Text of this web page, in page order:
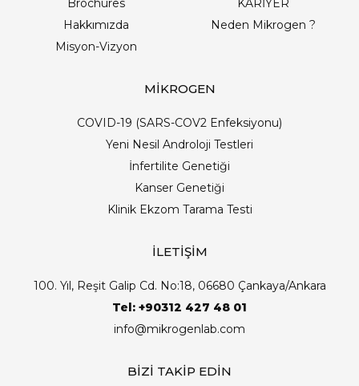
Brochures
KARİYER
Hakkımızda
Neden Mikrogen ?
Misyon-Vizyon
MİKROGEN
COVID-19 (SARS-COV2 Enfeksiyonu)
Yeni Nesil Androloji Testleri
İnfertilite Genetiği
Kanser Genetiği
Klinik Ekzom Tarama Testi
İLETİŞİM
100. Yıl, Reşit Galip Cd. No:18, 06680 Çankaya/Ankara
Tel: +90312 427 48 01
info@mikrogenlab.com
BİZİ TAKİP EDİN